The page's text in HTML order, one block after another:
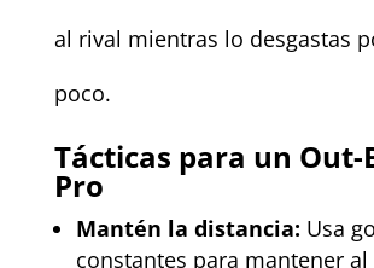
al rival mientras lo desgastas
poco.
Tácticas para un Out-
Pro
Mantén la distancia: Usa
constantes para mantener